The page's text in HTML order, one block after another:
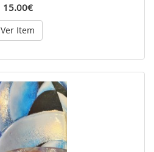
15.00€
Ver Item